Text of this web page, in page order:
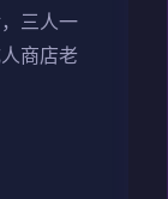
三人一
商店老